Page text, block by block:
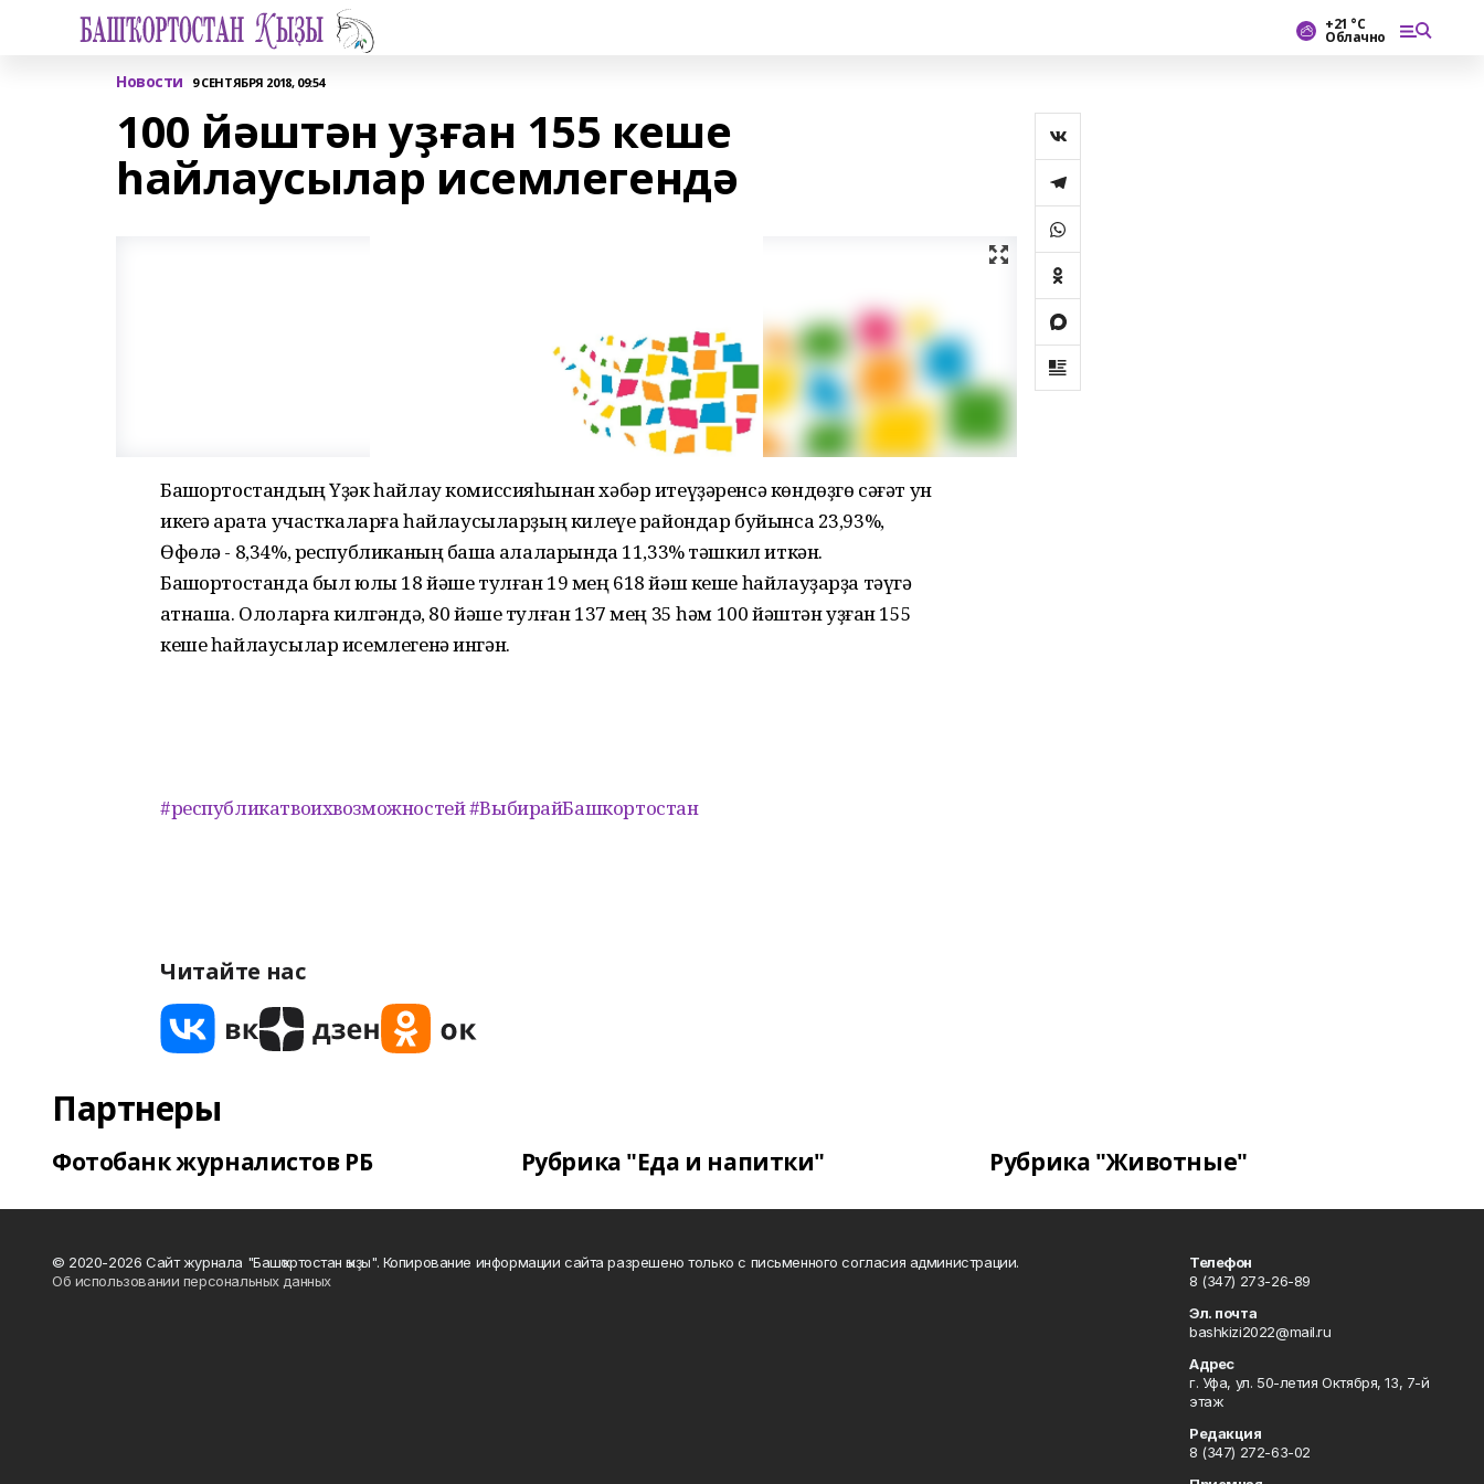
+21 °С
Облачно
Новости 9 СЕНТЯБРЯ 2018, 09:54
100 йәштән уҙған 155 кеше
һайлаусылар исемлегендә
Башҡортостандың Үҙәк һайлау комиссияһынан хәбәр итеүҙәренсә көндөҙгө сәғәт ун
икегә ҡарата участкаларға һайлаусыларҙың килеүе райондар буйынса 23,93%,
Өфөлә - 8,34%, республиканың башҡа ҡалаларында 11,33% тәшкил иткән.
Башҡортостанда был юлы 18 йәше тулған 19 мең 618 йәш кеше һайлауҙарҙа тәүгә
ҡатнаша. Ололарға килгәндә, 80 йәше тулған 137 мең 35 һәм 100 йәштән уҙған 155
кеше һайлаусылар исемлегенә ингән.
#республикатвоихвозможностей#ВыбирайБашкортостан
Читайте нас
Партнеры
Фотобанк журналистов РБ Рубрика "Еда и напитки" Рубрика "Животные"
© 2020-2026 Сайт журнала "Башҡортостан ҡыҙы". Копирование информации сайта разрешено только с письменного согласия администрации.
Об использовании персональных данных
Телефон
8 (347) 273-26-89
Эл. почта
bashkizi2022@mail.ru
Адрес
г. Уфа, ул. 50-летия Октября, 13, 7-й
этаж
Редакция
8 (347) 272-63-02